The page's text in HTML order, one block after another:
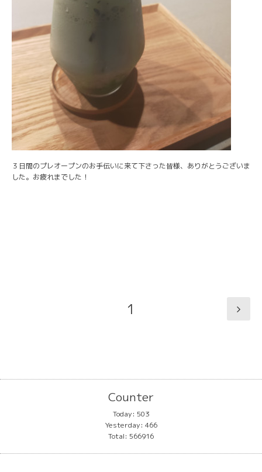
３日間のプレオープンのお手伝いに来て下さった皆様、ありがとうございま
した。お疲れまでした！
1
Counter
Today: 503
Yesterday: 466
Total: 566916